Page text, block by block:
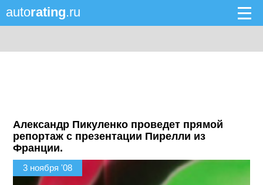
autorating.ru
Александр Пикуленко проведет прямой
репортаж с презентации Пирелли из
Франции.
3 ноября '08